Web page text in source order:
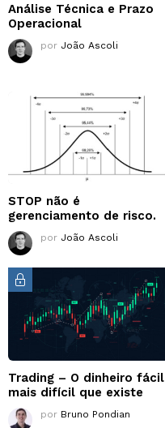
Análise Técnica e Prazo
Operacional
por João Ascoli
STOP não é
gerenciamento de risco.
por João Ascoli
Trading – O dinheiro fácil
mais difícil que existe
por Bruno Pondian